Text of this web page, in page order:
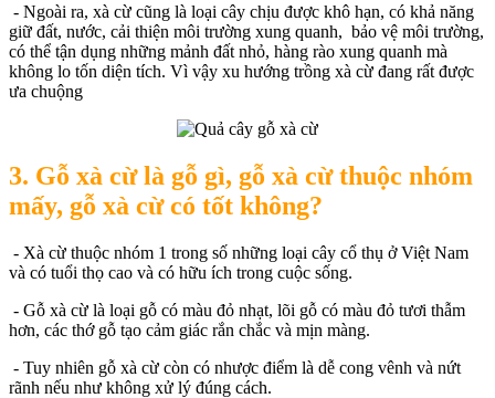
- Ngoài ra, xà cừ cũng là loại cây chịu được khô hạn, có khả năng
giữ đất, nước, cải thiện môi trường xung quanh, bảo vệ môi trường,
có thể tận dụng những mảnh đất nhỏ, hàng rào xung quanh mà
không lo tốn diện tích. Vì vậy xu hướng trồng xà cừ đang rất được
ưa chuộng
3. Gỗ xà cừ là gỗ gì, gỗ xà cừ thuộc nhóm
mấy, gỗ xà cừ có tốt không?
- Xà cừ thuộc nhóm 1 trong số những loại cây cổ thụ ở Việt Nam
và có tuổi thọ cao và có hữu ích trong cuộc sống.
- Gỗ xà cừ là loại gỗ có màu đỏ nhạt, lõi gỗ có màu đỏ tươi thẫm
hơn, các thớ gỗ tạo cảm giác rắn chắc và mịn màng.
- Tuy nhiên gỗ xà cừ còn có nhược điểm là dễ cong vênh và nứt
rãnh nếu như không xử lý đúng cách.